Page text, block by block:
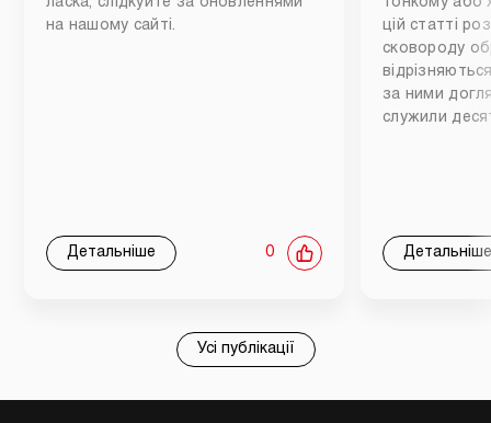
на нашому сайті.
Детальніше 0
цій статті
сковороду
за ними
служили
Детальніше
Усі публікації